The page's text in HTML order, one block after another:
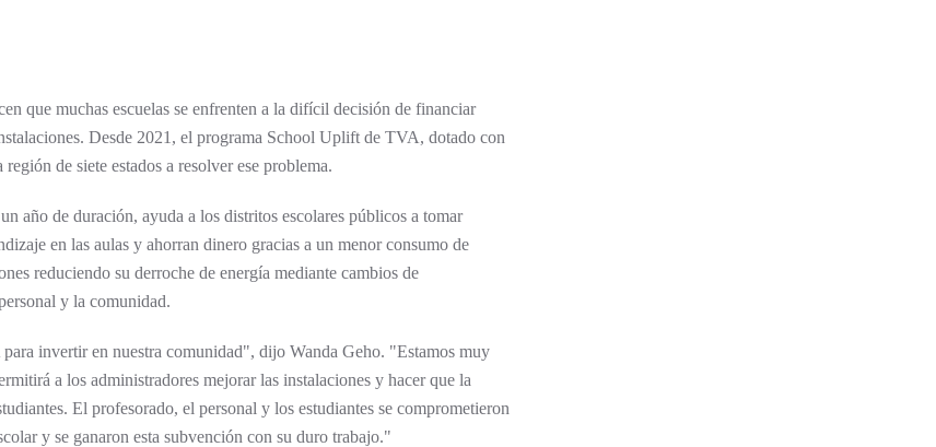
que muchas escuelas se enfrenten a la difícil decisión de financiar
Desde 2021, el programa School Uplift de TVA, dotado con
de siete estados a resolver ese problema.
año de duración, ayuda a los distritos escolares públicos a tomar
en las aulas y ahorran dinero gracias a un menor consumo de
reduciendo su derroche de energía mediante cambios de
y la comunidad.
invertir en nuestra comunidad", dijo Wanda Geho. "Estamos muy
a los administradores mejorar las instalaciones y hacer que la
El profesorado, el personal y los estudiantes se comprometieron
y se ganaron esta subvención con su duro trabajo."